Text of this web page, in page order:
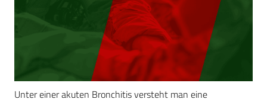
Unter einer akuten Bronchitis versteht man eine